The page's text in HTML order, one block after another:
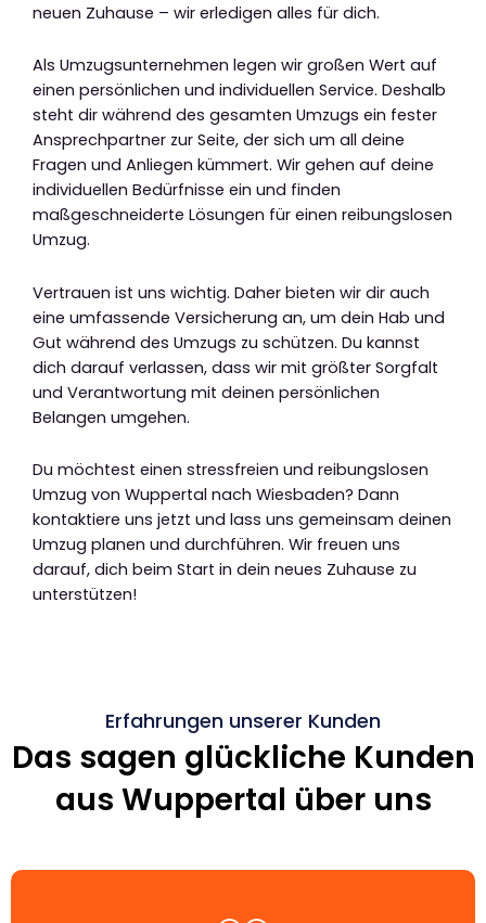
neuen Zuhause – wir erledigen alles für dich.
Als Umzugsunternehmen legen wir großen Wert auf
einen persönlichen und individuellen Service. Deshalb
steht dir während des gesamten Umzugs ein fester
Ansprechpartner zur Seite, der sich um all deine
Fragen und Anliegen kümmert. Wir gehen auf deine
individuellen Bedürfnisse ein und finden
maßgeschneiderte Lösungen für einen reibungslosen
Umzug.
Vertrauen ist uns wichtig. Daher bieten wir dir auch
eine umfassende Versicherung an, um dein Hab und
Gut während des Umzugs zu schützen. Du kannst
dich darauf verlassen, dass wir mit größter Sorgfalt
und Verantwortung mit deinen persönlichen
Belangen umgehen.
Du möchtest einen stressfreien und reibungslosen
Umzug von Wuppertal nach Wiesbaden? Dann
kontaktiere uns jetzt und lass uns gemeinsam deinen
Umzug planen und durchführen. Wir freuen uns
darauf, dich beim Start in dein neues Zuhause zu
unterstützen!
Erfahrungen unserer Kunden
Das sagen glückliche Kunden
aus Wuppertal über uns